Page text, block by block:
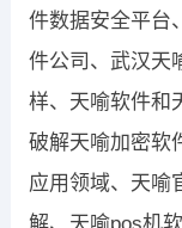
件数据安全平台
件公司、武汉天
样、天喻软件和
破解天喻加密软
应用领域、天喻